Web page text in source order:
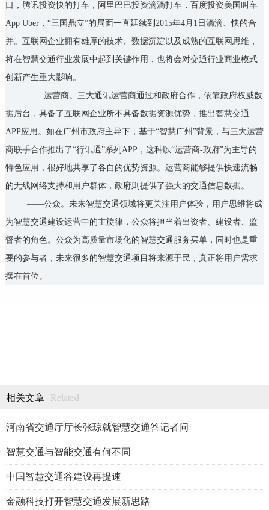
口，腾讯投资快的打车，阿里巴巴投资滴滴打车，百度投资美国叫车
App Uber，“三国鼎立”的局面一直延续到2015年4月1日滴滴、快的合
并。互联网企业拥有雄厚的技术、数据沉淀以及成熟的互联网思维，
将在智慧交通行业发展中起到关键作用，也将会对交通行业商业模式
创新产生重大影响。
——运营商。三大通讯运营商通过和政府合作，依靠政府权威数
据后台，具备了互联网企业所不具备数据资源优势，推出智慧交通
APP应用。如在广州市政府主导下，基于“智慧广州”背景，与三大运营
商联手合作推出了“行讯通”系列APP，这种以“运营商-政府”为主导的
特色应用，很好地共享了各自的优势资源。运营商能够提供快速流畅
的无线网络支持和用户群体，政府则提供了强大的交通信息数据。
——公众。未来智慧交通领域将更关注用户体验，用户思维将成
为智慧交通建设运营中的主旋律，公众将担当着出资者、建设者、监
督者的角色。公众为高质量市场化的智慧交通服务买单，同时也是重
要的参与者，未来很多的智慧交通项目将来源于民，真正将用户需求
摆在首位。
相关文章 Related
河南省交通厅厅长张琼就智慧交通答记者问
智慧交通与智能交通有何不同
中国智慧交通谷建设再提速
金融科技打开智慧交通发展新思路